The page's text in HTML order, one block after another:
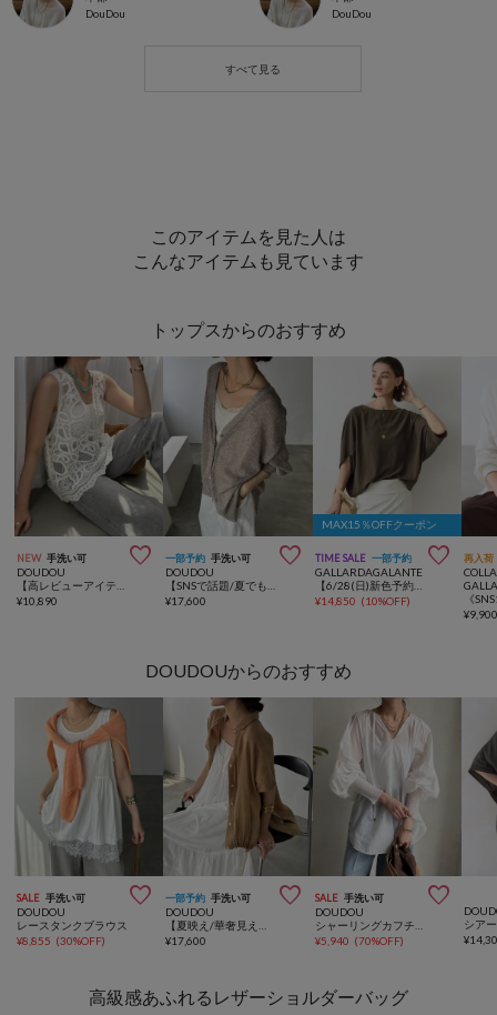
DouDou
DouDou
このアイテムを見た人は
こんなアイテムも見ています
トップスからのおすすめ
NEW 手洗い可 
DOUDOU
¥10,890
一部予約 手洗い可 
DOUDOU
¥17,600
MAX15％OFFクーポン
TIME SALE 一部予約 
GALLARDAGALANTE
【6/28(日)新色予約開始】【セットアップ対応】夏に最適！ドルマンジャージープルオーバー
¥14,850 (10%OFF)
再入荷
¥
DOUDOUからのおすすめ
SALE 手洗い可 
DOUDOU
レースタンクブラウス
¥8,855 (30%OFF)
一部予約 手洗い可 
DOUDOU
¥17,600
SALE 手洗い可 
DOUDOU
¥5,940 (70%OFF) ¥
高級感あふれるレザーショルダーバッグ